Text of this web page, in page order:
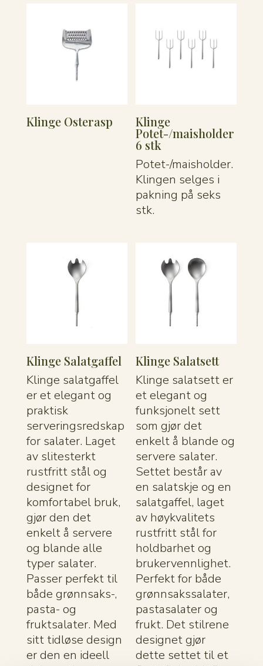
Klinge Osterasp Klinge
Potet-/maisholder
6 stk
Potet-/maisholder.
Klingen selges i
pakning på seks
stk.
Klinge Salatgaffel
Klinge salatgaffel
er et elegant og
praktisk
serveringsredskap
for salater. Laget
av slitesterkt
rustfritt stål og
designet for
komfortabel bruk,
gjør den det
enkelt å servere
og blande alle
typer salater.
Passer perfekt til
både grønnsaks-,
pasta- og
fruktsalater. Med
sitt tidløse design
er den en ideell
Klinge Salatsett
Klinge salatsett er
et elegant og
funksjonelt sett
som gjør det
enkelt å blande og
servere salater.
Settet består av
en salatskje og en
salatgaffel, laget
av høykvalitets
rustfritt stål for
holdbarhet og
brukervennlighet.
Perfekt for både
grønnsakssalater,
pastasalater og
frukt. Det stilrene
designet gjør
dette settet til et